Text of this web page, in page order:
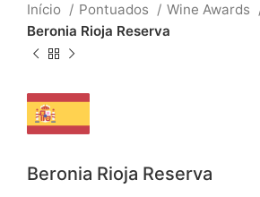
Início Pontuados
Wine Awards
Beronia Rioja Reserva
Beronia Rioja Reserva